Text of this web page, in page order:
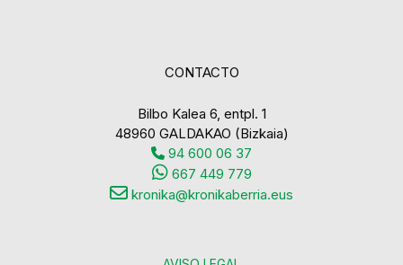
CONTACTO
Bilbo Kalea 6, entpl. 1
48960 GALDAKAO (Bizkaia)
94 600 06 37
667 449 779
kronika@kronikaberria.eus